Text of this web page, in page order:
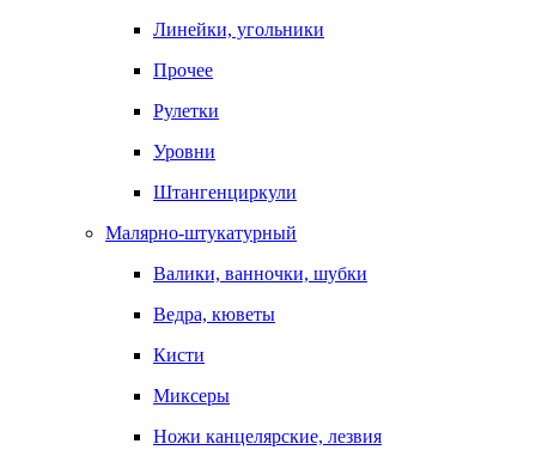
Линейки, угольники
Прочее
Рулетки
Уровни
Штангенциркули
Малярно-штукатурный
Валики, ванночки, шубки
Ведра, кюветы
Кисти
Миксеры
Ножи канцелярские, лезвия